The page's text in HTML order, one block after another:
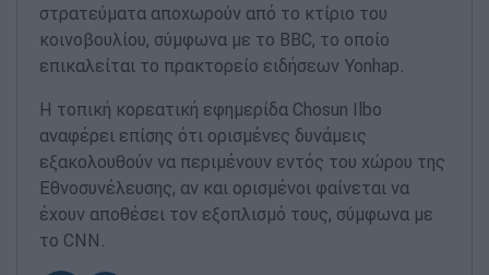
στρατεύματα αποχωρούν από το κτίριο του
κοινοβουλίου, σύμφωνα με το BBC, το οποίο
επικαλείται το πρακτορείο ειδήσεων Yonhap.
Η τοπική κορεατική εφημερίδα Chosun Ilbo
αναφέρει επίσης ότι ορισμένες δυνάμεις
εξακολουθούν να περιμένουν εντός του χώρου της
Εθνοσυνέλευσης, αν και ορισμένοι φαίνεται να
έχουν αποθέσει τον εξοπλισμό τους, σύμφωνα με
το CNN.